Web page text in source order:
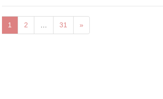
1 2 31 »